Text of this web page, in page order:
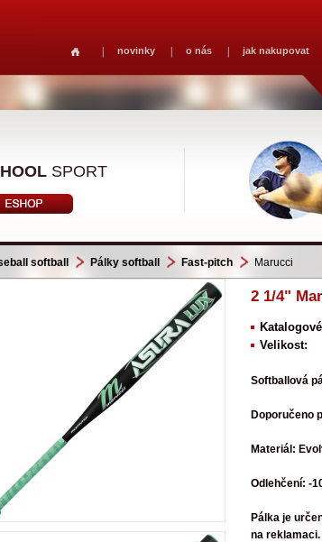
novinky o nás jak nakupovat
SPORT
softball Pálky softball Fast-pitch Marucci
2 1/4"
Velikost:
Softballová
Doporučeno
Materiál:
Odlehčení: -
Pálka je
na reklamaci.